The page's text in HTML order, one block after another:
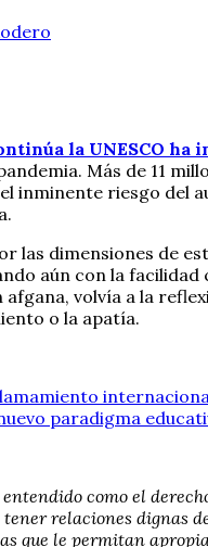
la UNESCO ha
Más de 11
inminente riesgo del
las dimensiones de
aún con la
volvía a la
o la apatía.
paradigma
como el
relaciones dignas
que le permitan